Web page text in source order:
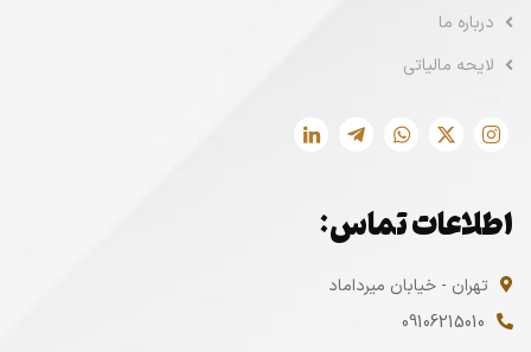
درباره ما
لایحه مالیاتی
اطلاعات تماس:
تهران - خیابان میرداماد
09106215010